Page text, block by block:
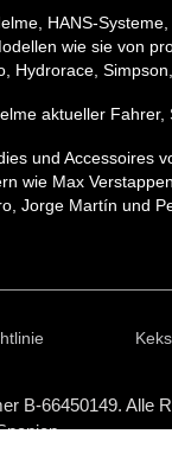
HANS-
wie sie von
Hydrorace,
aktueller
und Accessoires
wie Max
Jorge Martín und
B-66450149. Alle